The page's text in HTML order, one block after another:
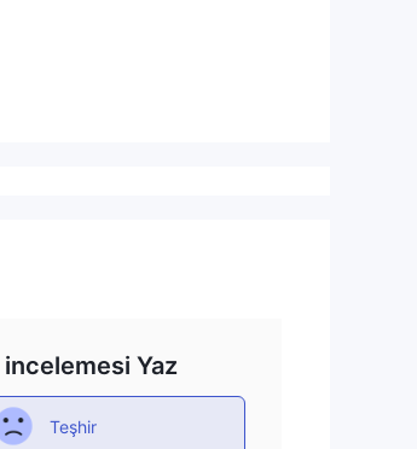
incelemesi Yaz
Teşhir